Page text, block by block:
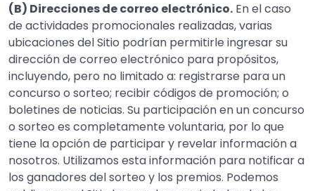
(B) Direcciones de correo electrónico. En el caso
de actividades promocionales realizadas, varias
ubicaciones del Sitio podrían permitirle ingresar su
dirección de correo electrónico para propósitos,
incluyendo, pero no limitado a: registrarse para un
concurso o sorteo; recibir códigos de promoción; o
boletines de noticias. Su participación en un concurso
o sorteo es completamente voluntaria, por lo que
tiene la opción de participar y revelar información a
nosotros. Utilizamos esta información para notificar a
los ganadores del sorteo y los premios. Podemos